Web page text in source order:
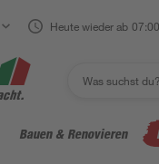
Heute wieder ab
Bauen & Renovieren